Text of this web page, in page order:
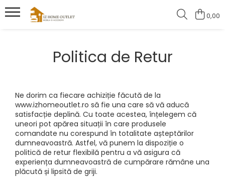
0,00
Politica de Retur
Ne dorim ca fiecare achiziție făcută de la
www.izhomeoutlet.ro să fie una care să vă aducă
satisfacție deplină. Cu toate acestea, înțelegem că
uneori pot apărea situații în care produsele
comandate nu corespund în totalitate așteptărilor
dumneavoastră. Astfel, vă punem la dispoziție o
politică de retur flexibilă pentru a vă asigura că
experiența dumneavoastră de cumpărare rămâne una
plăcută și lipsită de griji.